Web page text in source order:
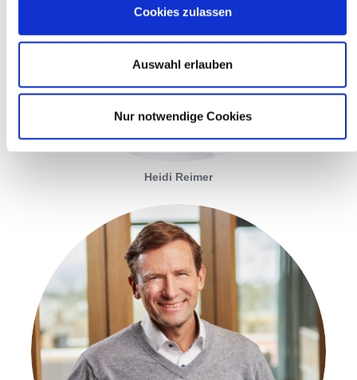
Cookies zulassen
Auswahl erlauben
Nur notwendige Cookies
Heidi Reimer